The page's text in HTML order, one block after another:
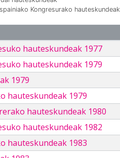
Kongresurako hauteskundeak
hauteskundeak 1977
hauteskundeak 1979
1979
hauteskundeak 1979
hauteskundeak 1980
hauteskundeak 1982
hauteskundeak 1983